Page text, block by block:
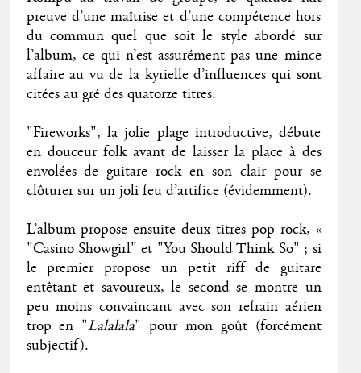
preuve d’une maîtrise et d’une compétence hors
du commun quel que soit le style abordé sur
l’album, ce qui n’est assurément pas une mince
affaire au vu de la kyrielle d’influences qui sont
citées au gré des quatorze titres.
"Fireworks", la jolie plage introductive, débute
en douceur folk avant de laisser la place à des
envolées de guitare rock en son clair pour se
clôturer sur un joli feu d’artifice (évidemment).
L’album propose ensuite deux titres pop rock, «
"Casino Showgirl" et "You Should Think So" ; si
le premier propose un petit riff de guitare
entêtant et savoureux, le second se montre un
peu moins convaincant avec son refrain aérien
trop en "Lalalala" pour mon goût (forcément
subjectif).